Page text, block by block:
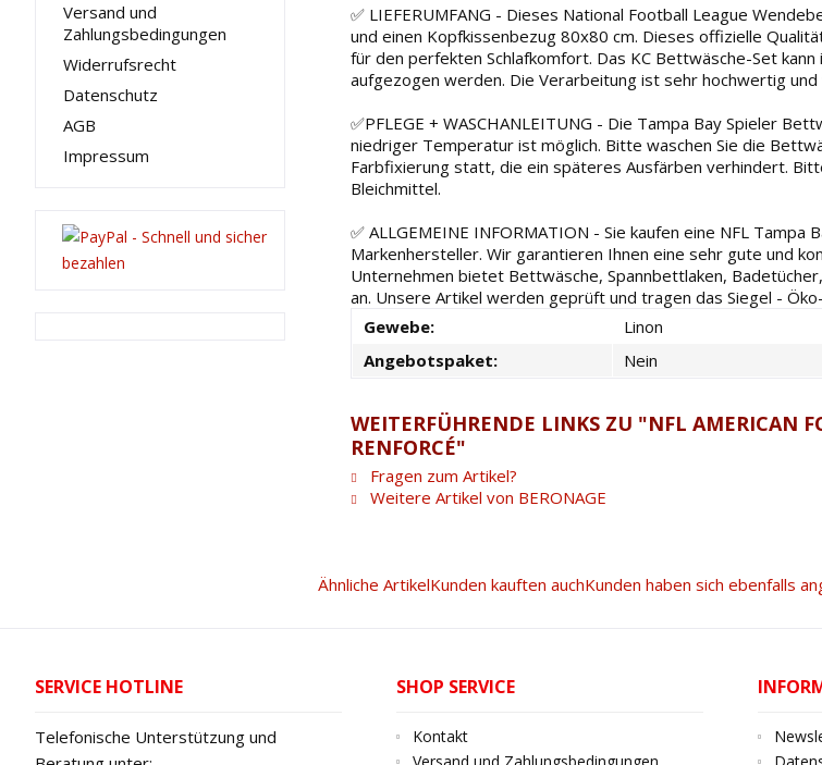
Versand und
Zahlungsbedingungen
Widerrufsrecht
Datenschutz
AGB
Impressum
✅ LIEFERUMFANG - Dieses National Football League
und einen Kopfkissenbezug 80x80 cm. Dieses offizielle
für den perfekten Schlafkomfort. Das KC Bettwäsche-Set
aufgezogen werden. Die Verarbeitung ist sehr hochwertig
✅PFLEGE + WASCHANLEITUNG - Die Tampa Bay Spieler
niedriger Temperatur ist möglich. Bitte waschen Sie die
Farbfixierung statt, die ein späteres Ausfärben verhindert.
Bleichmittel.
✅ ALLGEMEINE INFORMATION - Sie kaufen eine NFL
Markenhersteller. Wir garantieren Ihnen eine sehr gute und
Unternehmen bietet Bettwäsche, Spannbettlaken,
an. Unsere Artikel werden geprüft und tragen das Siegel -
Gewebe:
Linon
Angebotspaket:
Nein
WEITERFÜHRENDE LINKS ZU "NFL AMERICAN
RENFORCÉ"
Fragen zum Artikel?
Weitere Artikel von BERONAGE
Ähnliche ArtikelKunden kauften auchKunden haben sich ebenfalls
SERVICE HOTLINE
Telefonische Unterstützung und
SHOP SERVICE
Kontakt